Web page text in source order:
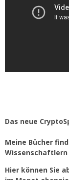
Das neue
Meine Bücher
Wissenschaftlern
Hier können Sie